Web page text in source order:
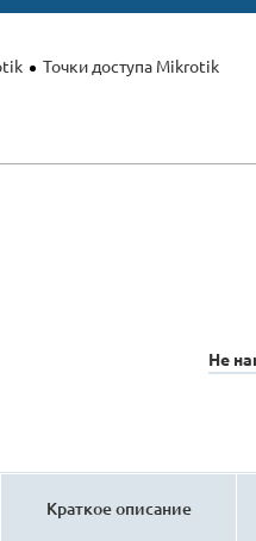
Точки доступа Mikrotik
Не
Краткое описание